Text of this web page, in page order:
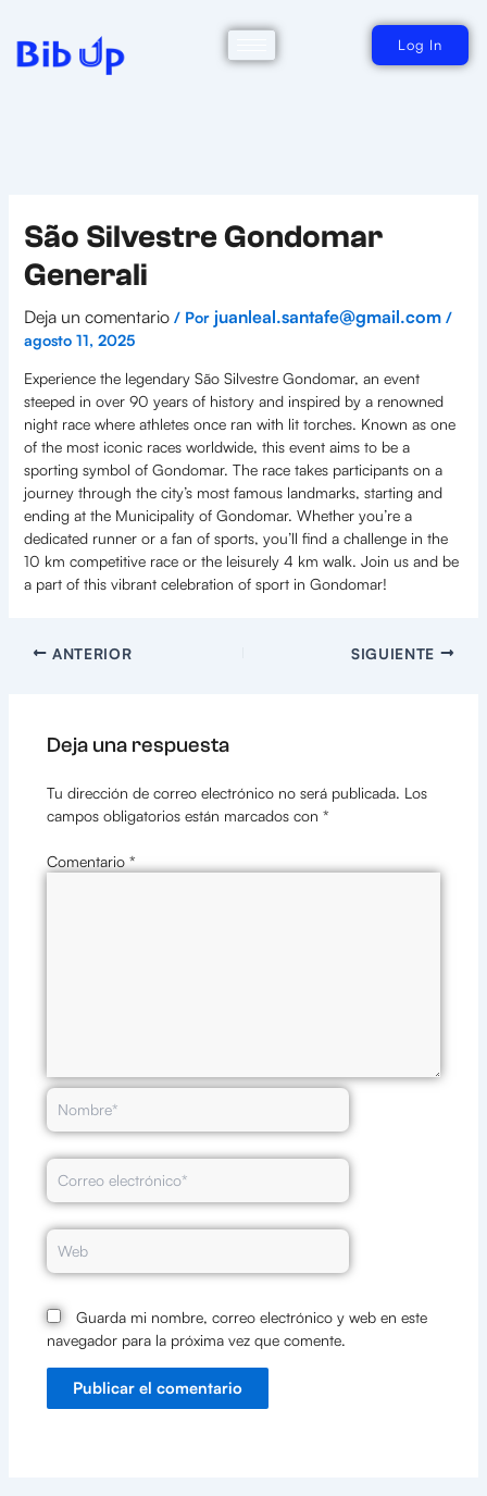
contenido
Log In
São Silvestre Gondomar
Generali
Deja un comentario / Por juanleal.santafe@gmail.com /
agosto 11, 2025
Experience the legendary São Silvestre Gondomar, an event
steeped in over 90 years of history and inspired by a renowned
night race where athletes once ran with lit torches. Known as one
of the most iconic races worldwide, this event aims to be a
sporting symbol of Gondomar. The race takes participants on a
journey through the city’s most famous landmarks, starting and
ending at the Municipality of Gondomar. Whether you’re a
dedicated runner or a fan of sports, you’ll find a challenge in the
10 km competitive race or the leisurely 4 km walk. Join us and be
a part of this vibrant celebration of sport in Gondomar!
ANTERIOR SIGUIENTE
Deja una respuesta
Tu dirección de correo electrónico no será publicada. Los
campos obligatorios están marcados con *
Comentario *
Nombre*
Correo
electrónico*
Web
Guarda mi nombre, correo electrónico y web en este
navegador para la próxima vez que comente.